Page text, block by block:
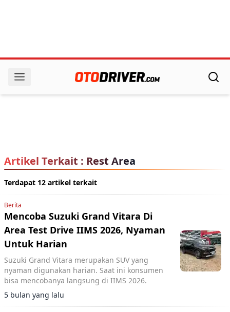
Artikel Terkait : Rest Area
Terdapat 12 artikel terkait
Berita
Mencoba Suzuki Grand Vitara Di
Area Test Drive IIMS 2026, Nyaman
Untuk Harian
Suzuki Grand Vitara merupakan SUV yang
nyaman digunakan harian. Saat ini konsumen
bisa mencobanya langsung di IIMS 2026.
5 bulan yang lalu